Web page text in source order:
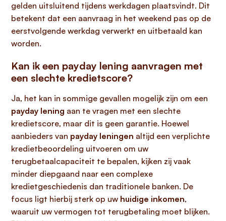
gelden uitsluitend tijdens werkdagen plaatsvindt. Dit
betekent dat een aanvraag in het weekend pas op de
eerstvolgende werkdag verwerkt en uitbetaald kan
worden.
Kan ik een payday lening aanvragen met
een slechte kredietscore?
Ja, het kan in sommige gevallen mogelijk zijn om een
payday lening aan te vragen met een slechte
kredietscore, maar dit is geen garantie. Hoewel
aanbieders van payday leningen altijd een verplichte
kredietbeoordeling uitvoeren om uw
terugbetaalcapaciteit te bepalen, kijken zij vaak
minder diepgaand naar een complexe
kredietgeschiedenis dan traditionele banken. De
focus ligt hierbij sterk op uw huidige inkomen,
waaruit uw vermogen tot terugbetaling moet blijken.